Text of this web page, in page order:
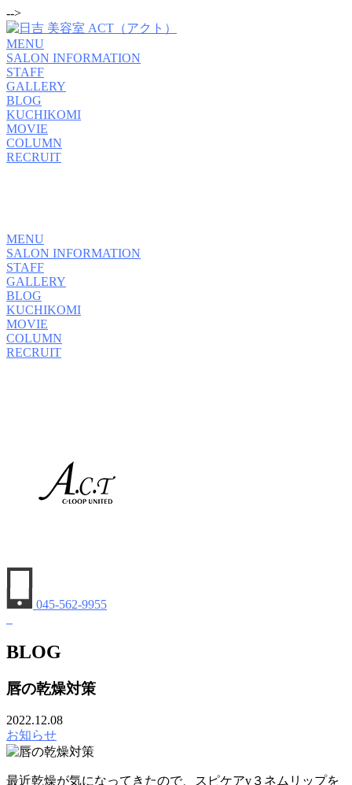
-->
MENU
SALON INFORMATION
STAFF
GALLERY
BLOG
KUCHIKOMI
MOVIE
COLUMN
RECRUIT
MENU
SALON INFORMATION
STAFF
GALLERY
BLOG
KUCHIKOMI
MOVIE
COLUMN
RECRUIT
045-562-9955
BLOG
唇の乾燥対策
2022.12.08
お知らせ
最近乾燥が気になってきたので、スピケアv３ネムリップを